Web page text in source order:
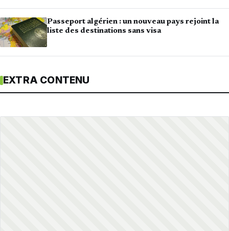
Passeport algérien : un nouveau pays rejoint la
liste des destinations sans visa
EXTRA CONTENU